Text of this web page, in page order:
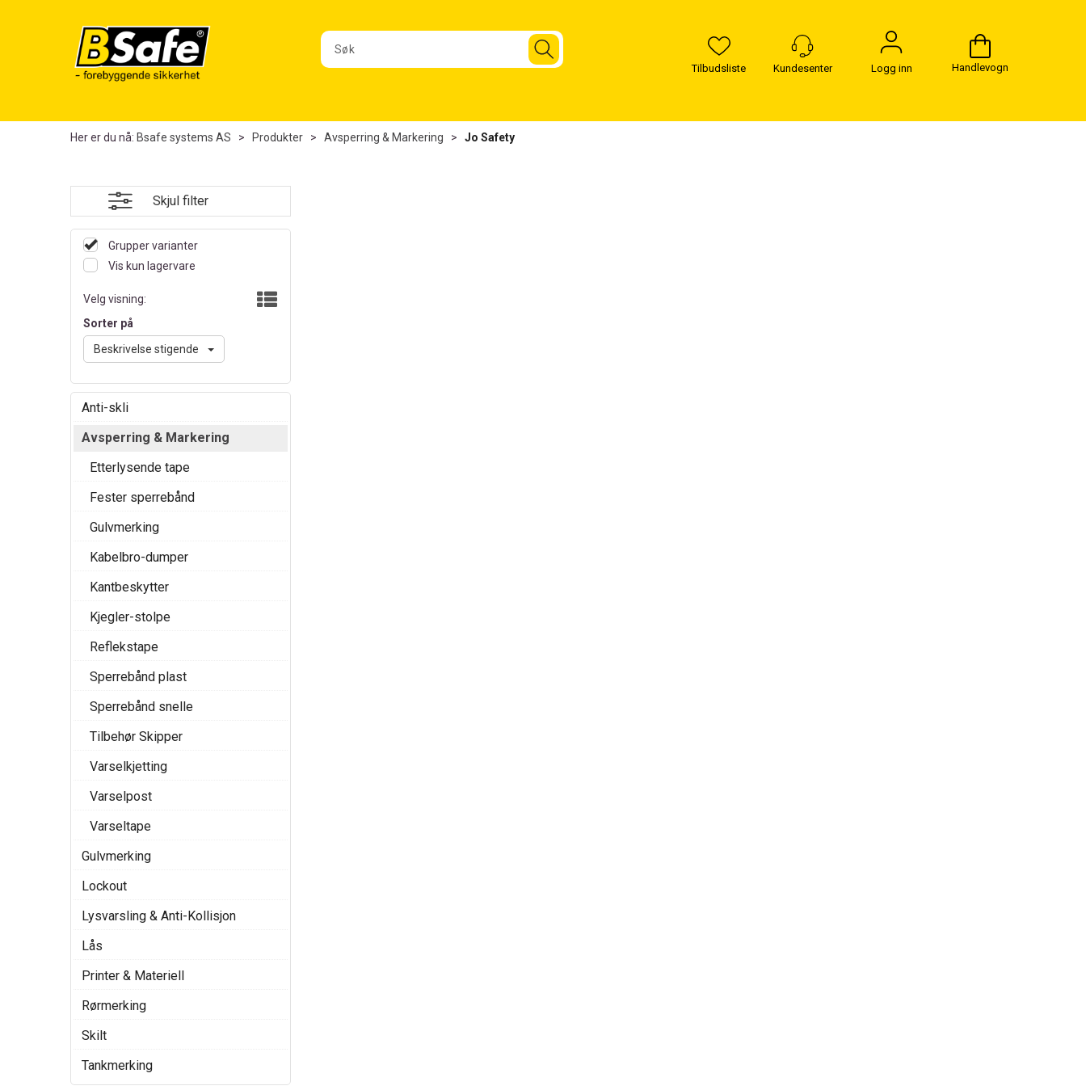
Logg inn Handlevogn
Her er du nå: Bsafe systems AS > Produkter > Avsperring & Markering > Jo Safety
Skjul filter
Grupper varianter
Vis kun lagervare
Velg visning:
Sorter på
Beskrivelse stigende
Anti-skli
Avsperring & Markering
Etterlysende tape
Fester sperrebånd
Gulvmerking
Kabelbro-dumper
Kantbeskytter
Kjegler-stolpe
Reflekstape
Sperrebånd plast
Sperrebånd snelle
Tilbehør Skipper
Varselkjetting
Varselpost
Varseltape
Gulvmerking
Lockout
Lysvarsling & Anti-Kollisjon
Lås
Printer & Materiell
Rørmerking
Skilt
Tankmerking